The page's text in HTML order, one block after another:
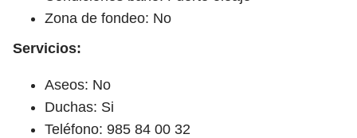
Zona de fondeo: No
Servicios:
Aseos: No
Duchas: Si
Teléfono: 985 84 00 32